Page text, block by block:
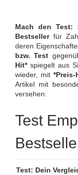
Mach den Test:
Bestsellerfür
deren
bzw. Test
Hit*spiegelt aus
wieder, mit *Preis-
Artikel mit
versehen.
Test
Test: Dein